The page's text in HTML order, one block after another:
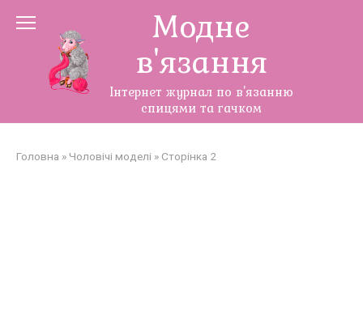
Модне
в'язання
Інтернет журнал по в'язанню
спицями та гачком
Головна » Чоловічі моделі » Сторінка 2